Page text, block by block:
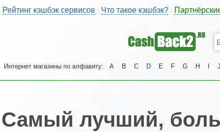
Рейтинг кэшбэк сервисов | Что такое кэшбэк?
Интернет магазины по алфавиту: A B C D E F G H
Самый лучший,